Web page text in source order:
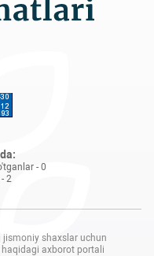
- 0
2
shaxslar uchun
axborot portali